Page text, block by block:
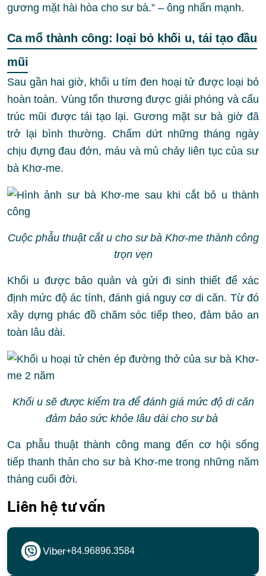
gương mặt hài hòa cho sư bà.” – ông nhấn mạnh.
Ca mổ thành công: loại bỏ khối u, tái tạo đầu
mũi
Sau gần hai giờ, khối u tím đen hoại tử được loại bỏ
hoàn toàn. Vùng tổn thương được giải phóng và cấu
trúc mũi được tái tạo lại. Gương mặt sư bà giờ đã
trở lại bình thường. Chấm dứt những tháng ngày
chịu đựng đau đớn, máu và mủ chảy liên tục của sư
bà Khơ-me.
Cuộc phẫu thuật cắt u cho sư bà Khơ-me thành công
trọn vẹn
Khối u được bảo quản và gửi đi sinh thiết để xác
định mức độ ác tính, đánh giá nguy cơ di căn. Từ đó
xây dựng phác đồ chăm sóc tiếp theo, đảm bảo an
toàn lâu dài.
Khối u sẽ được kiểm tra để đánh giá mức độ di căn
đảm bảo sức khỏe lâu dài cho sư bà
Ca phẫu thuật thành công mang đến cơ hội sống
tiếp thanh thản cho sư bà Khơ-me trong những năm
tháng cuối đời.
Liên hệ tư vấn
Viber+84.96896.3584